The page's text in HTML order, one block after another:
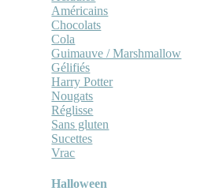
Américains
Chocolats
Cola
Guimauve / Marshmallow
Gélifiés
Harry Potter
Nougats
Réglisse
Sans gluten
Sucettes
Vrac
Halloween